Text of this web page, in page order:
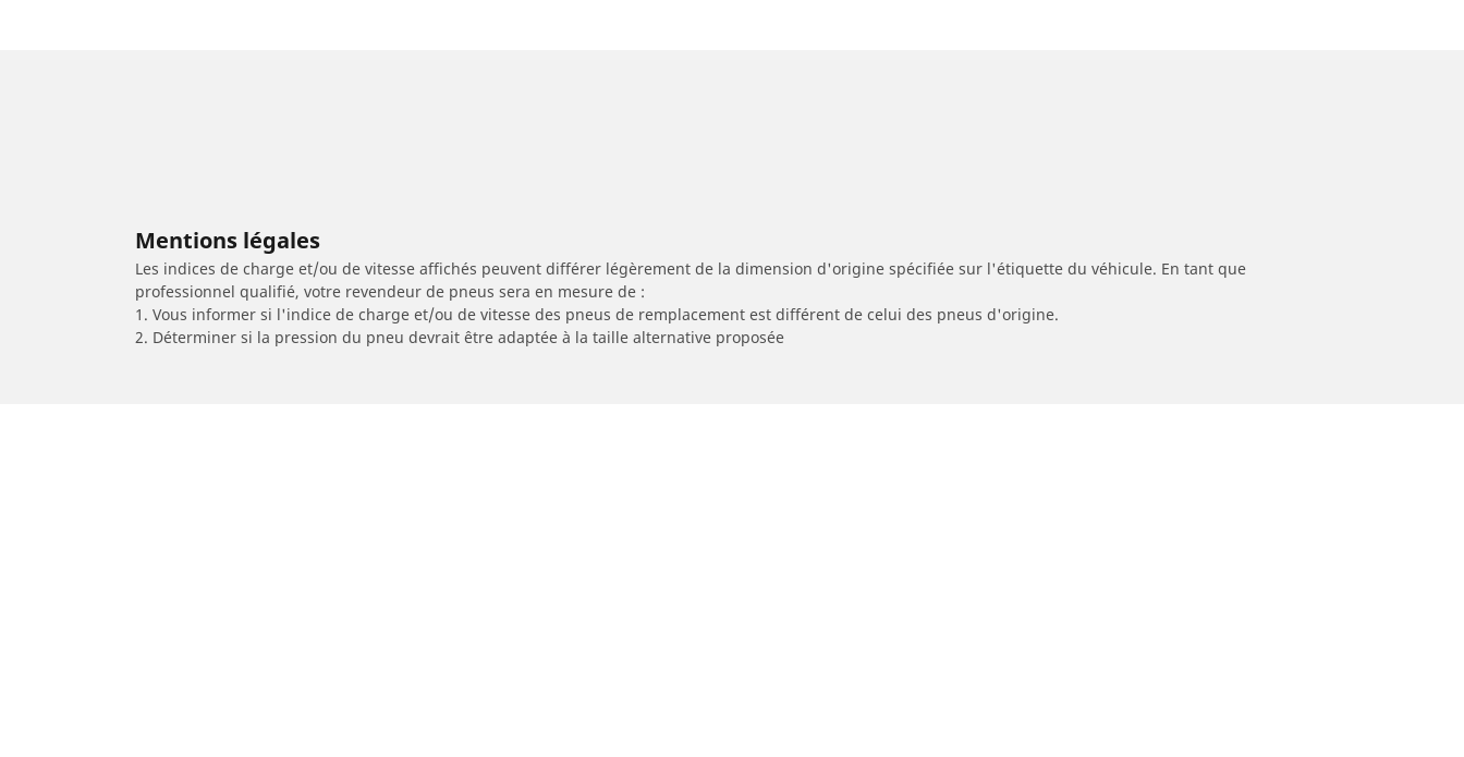
Mentions légales
Les indices de charge et/ou de vitesse affichés peuvent différer légèrement de la dimension d'origine spécifiée sur l'étiquette du véhicule. En tant que
professionnel qualifié, votre revendeur de pneus sera en mesure de :
1. Vous informer si l'indice de charge et/ou de vitesse des pneus de remplacement est différent de celui des pneus d'origine.
2. Déterminer si la pression du pneu devrait être adaptée à la taille alternative proposée